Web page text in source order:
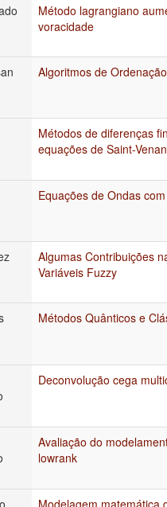
Método lagrangiano
voracidade
Algoritmos de
Métodos de diferenças
equações de Saint-
Equações de Ondas
Algumas Contribuições
Variáveis Fuzzy
Métodos Quânticos e
Deconvolução cega
Avaliação do
lowrank
Modelagem matemática